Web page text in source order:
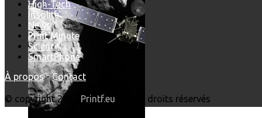
High-Tech
Insolite
News
Print'Minute
Science
SmartPhone
À propos-Contact
© copyright 2015 Printf.eu - Tous droits réservés